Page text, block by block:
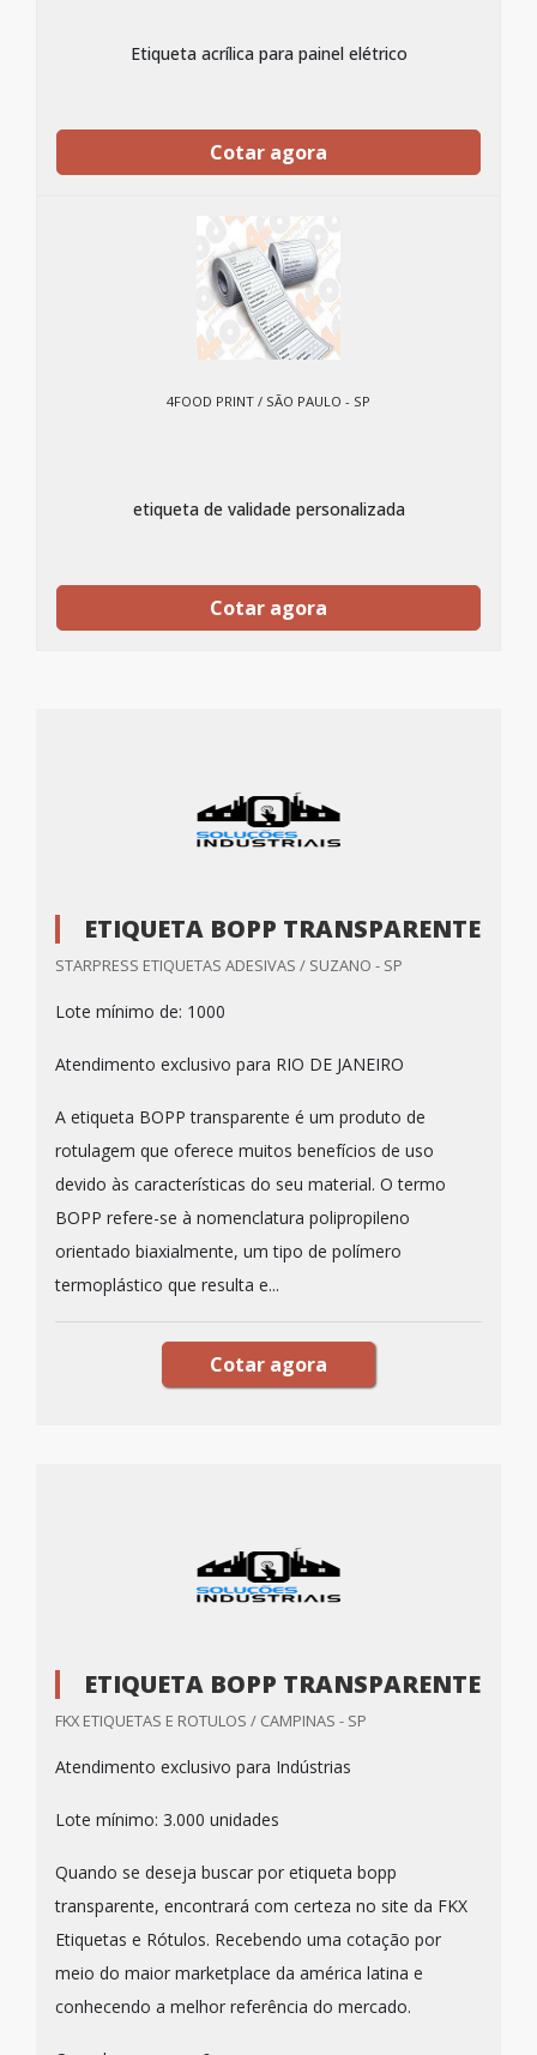
Etiqueta acrílica para painel elétrico
Cotar agora
4FOOD PRINT / SÃO PAULO - SP
etiqueta de validade personalizada
Cotar agora
ETIQUETA BOPP TRANSPARENTE
STARPRESS ETIQUETAS ADESIVAS / SUZANO - SP
Lote mínimo de: 1000
Atendimento exclusivo para RIO DE JANEIRO
A etiqueta BOPP transparente é um produto de
rotulagem que oferece muitos benefícios de uso
devido às características do seu material. O termo
BOPP refere-se à nomenclatura polipropileno
orientado biaxialmente, um tipo de polímero
termoplástico que resulta e...
Cotar agora
ETIQUETA BOPP TRANSPARENTE
FKX ETIQUETAS E ROTULOS / CAMPINAS - SP
Atendimento exclusivo para Indústrias
Lote mínimo: 3.000 unidades
Quando se deseja buscar por etiqueta bopp
transparente, encontrará com certeza no site da FKX
Etiquetas e Rótulos. Recebendo uma cotação por
meio do maior marketplace da américa latina e
conhecendo a melhor referência do mercado.